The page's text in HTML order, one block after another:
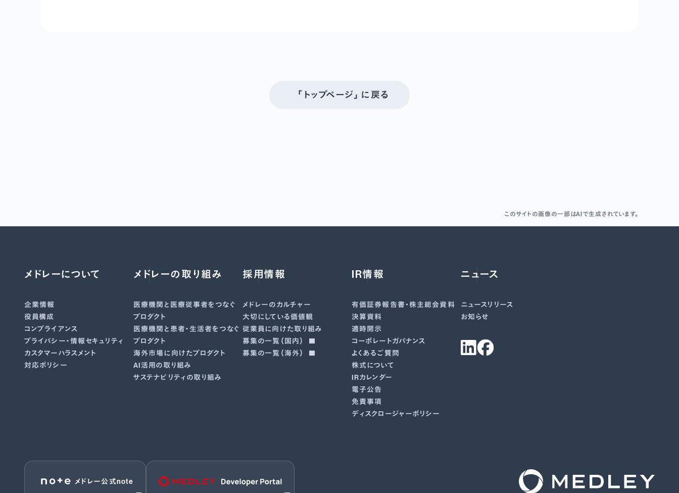
「トップページ」 に戻る
このサイトの画像の一部はAIで生成されています。
メドレーについて
企業情報
役員構成
コンプライアンス
プライバシー・情報セキュリティ
カスタマーハラスメント
対応ポリシー
メドレーの取り組み
医療機関と医療従事者をつなぐ
プロダクト
医療機関と患者・生活者をつなぐ
プロダクト
海外市場に向けたプロダクト
AI活用の取り組み
サステナビリティの取り組み
採用情報
メドレーのカルチャー
大切にしている価値観
従業員に向けた取り組み
募集の一覧（国内）
募集の一覧（海外）
IR情報
有価証券報告書･株主総会資料
決算資料
適時開示
コーポレートガバナンス
よくあるご質問
株式について
IRカレンダー
電子公告
免責事項
ディスクロージャーポリシー
ニュース
ニュースリリース
お知らせ
メドレー公式note